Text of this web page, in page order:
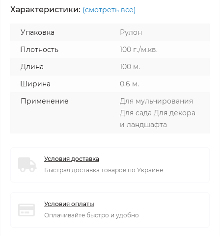
Характеристики: (смотреть все)
Упаковка
Рулон
Плотность
100 г./м.кв.
Длина
100 м.
Ширина
0.6 м.
Применение
Для мульчирования
Для сада Для декора
и ландшафта
Условия доставка
Быстрая доставка товаров по Украине
Условия оплаты
Оплачивайте быстро и удобно